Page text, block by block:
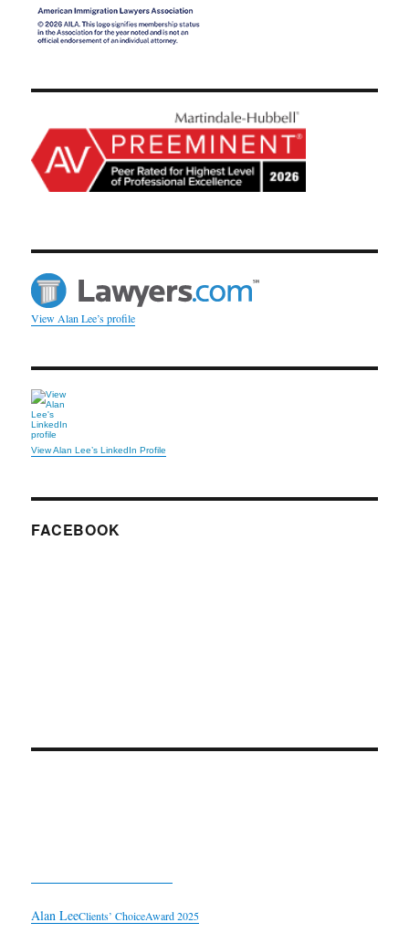
View Alan Lee’s profile
View Alan Lee’s LinkedIn Profile
FACEBOOK
Alan LeeClients’ ChoiceAward 2025